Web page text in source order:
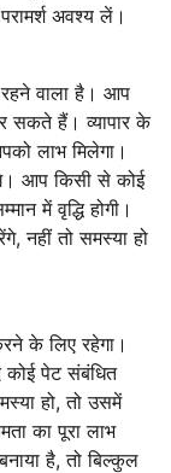
अवश्य लें।
वाला है। आप
सकते हैं। व्यापार के
लाभ मिलेगा।
आप किसी से कोई
में वृद्धि होगी।
नहीं तो समस्या हो
के लिए रहेगा।
पेट संबंधित
हो, तो उसमें
का पूरा लाभ
है, तो बिल्कुल